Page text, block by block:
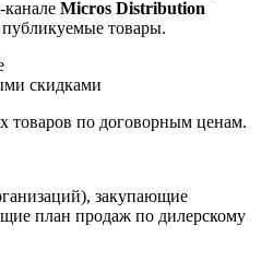
канале Micros Distribution
товары.
скидками
товаров по договорным ценам.
закупающие
план продаж по дилерскому